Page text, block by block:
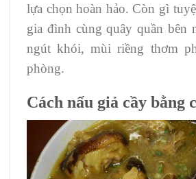
lựa chọn hoàn hảo. Còn gì
gia đình cùng quây quần bên
ngút khói, mùi riềng thơm
phòng.
Cách nấu giả cầy bằng